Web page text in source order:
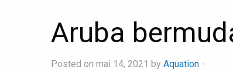
Aruba
Posted on mai 14, 2021 by Aquation -